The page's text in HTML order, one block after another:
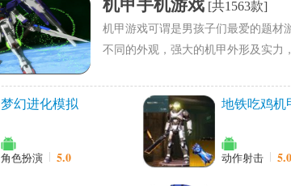
机甲手机游戏 [共1563款]
机甲游戏可谓是男孩子们最爱的题材
不同的外观，强大的机甲外形及实力
梦幻进化模拟
角色扮演 5.0
地铁吃鸡机
动作射击 5.0